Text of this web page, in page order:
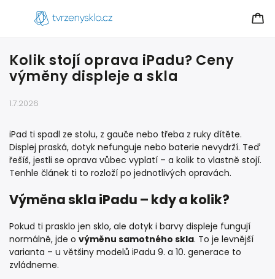
Kolik stojí oprava iPadu? Ceny
výměny displeje a skla
1.7.2026
iPad ti spadl ze stolu, z gauče nebo třeba z ruky dítěte.
Displej praská, dotyk nefunguje nebo baterie nevydrží. Teď
řešíš, jestli se oprava vůbec vyplatí – a kolik to vlastně stojí.
Tenhle článek ti to rozloží po jednotlivých opravách.
Výměna skla iPadu – kdy a kolik?
Pokud ti prasklo jen sklo, ale dotyk i barvy displeje fungují
normálně, jde o výměnu samotného skla. To je levnější
varianta – u většiny modelů iPadu 9. a 10. generace to
zvládneme.